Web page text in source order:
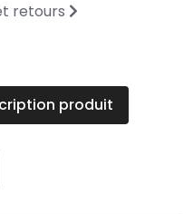
retours
produit